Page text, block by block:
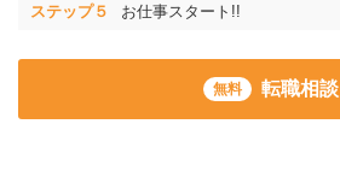
ステップ５ お仕事スタート!!
無料 転職相談